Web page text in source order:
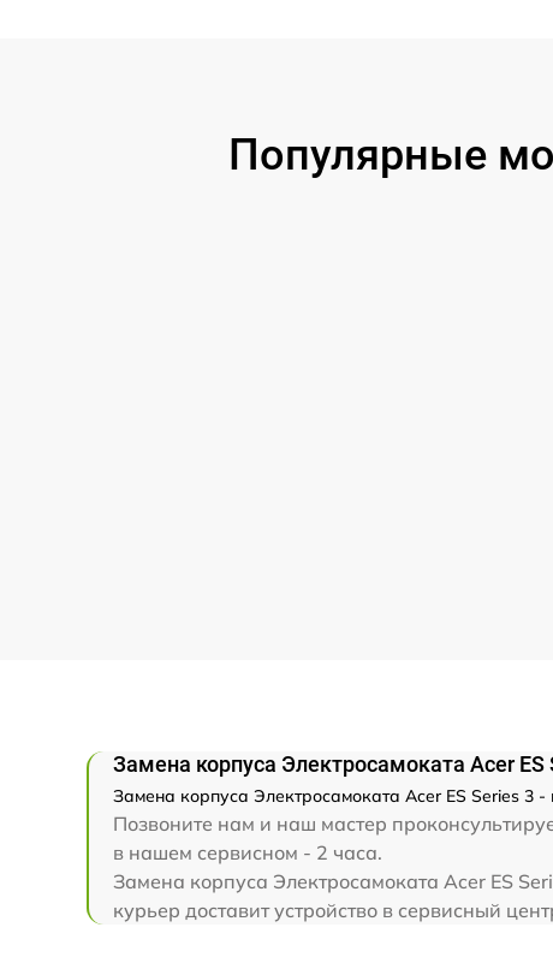
Популярные
Замена корпуса Электросамоката Acer ES
Замена корпуса Электросамоката Acer ES Series 3
Позвоните нам и наш мастер
в нашем сервисном - 2 часа.
Замена корпуса Электросамоката Acer ES
курьер доставит устройство в сервисный